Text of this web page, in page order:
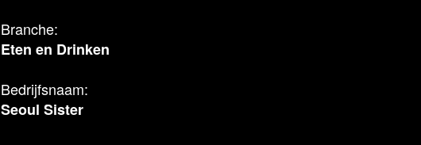
Branche:
Eten en Drinken
Bedrijfsnaam:
Seoul Sister